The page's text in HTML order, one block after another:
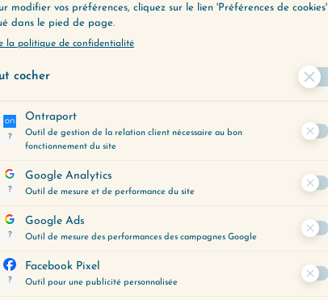
SOMMES NOUS
Change ma vie, c’est
c’est l’entreprise que
Dusoulier, Master
et avec mon profil à la
(très bien) les
Moi aussi, j’ai
arriver à mener ma vie